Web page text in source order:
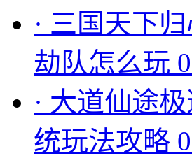
· 三国天下
劫队怎么玩
· 大道仙途
统玩法攻略